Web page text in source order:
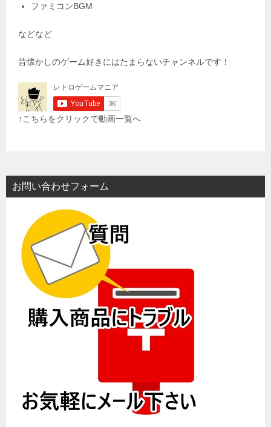
ファミコンBGM
などなど
昔懐かしのゲーム好きにはたまらないチャンネルです！
↑こちらをクリックで動画一覧へ
お問い合わせフォーム